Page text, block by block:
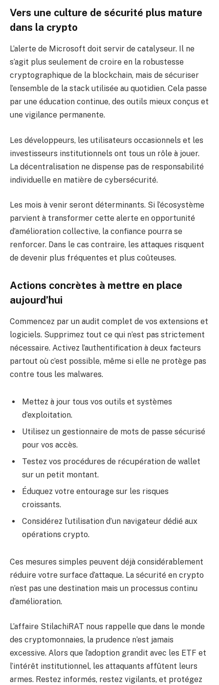
Vers une culture de sécurité plus mature
dans la crypto
L’alerte de Microsoft doit servir de catalyseur. Il ne
s’agit plus seulement de croire en la robustesse
cryptographique de la blockchain, mais de sécuriser
l’ensemble de la stack utilisée au quotidien. Cela passe
par une éducation continue, des outils mieux conçus et
une vigilance permanente.
Les développeurs, les utilisateurs occasionnels et les
investisseurs institutionnels ont tous un rôle à jouer.
La décentralisation ne dispense pas de responsabilité
individuelle en matière de cybersécurité.
Les mois à venir seront déterminants. Si l’écosystème
parvient à transformer cette alerte en opportunité
d’amélioration collective, la confiance pourra se
renforcer. Dans le cas contraire, les attaques risquent
de devenir plus fréquentes et plus coûteuses.
Actions concrètes à mettre en place
aujourd’hui
Commencez par un audit complet de vos extensions et
logiciels. Supprimez tout ce qui n’est pas strictement
nécessaire. Activez l’authentification à deux facteurs
partout où c’est possible, même si elle ne protège pas
contre tous les malwares.
Mettez à jour tous vos outils et systèmes
d’exploitation.
Utilisez un gestionnaire de mots de passe sécurisé
pour vos accès.
Testez vos procédures de récupération de wallet
sur un petit montant.
Éduquez votre entourage sur les risques
croissants.
Considérez l’utilisation d’un navigateur dédié aux
opérations crypto.
Ces mesures simples peuvent déjà considérablement
réduire votre surface d’attaque. La sécurité en crypto
n’est pas une destination mais un processus continu
d’amélioration.
L’affaire StilachiRAT nous rappelle que dans le monde
des cryptomonnaies, la prudence n’est jamais
excessive. Alors que l’adoption grandit avec les ETF et
l’intérêt institutionnel, les attaquants affûtent leurs
armes. Restez informés, restez vigilants, et protégez